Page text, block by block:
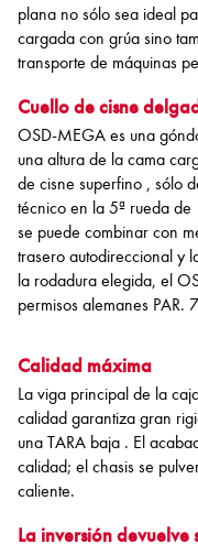
plana no sólo sea ideal
cargada con grúa sino
transporte de máquinas
Cuello de cisne
OSD-MEGA es una
una altura de la cama
de cisne superfino , sólo
técnico en la 5ª rueda
se puede combinar con
trasero autodireccional y
la rodadura elegida, el
permisos alemanes PAR.
Calidad máxima
La viga principal de la
calidad garantiza gran
una TARA baja . El
calidad; el chasis se
caliente.
La inversión devuelve